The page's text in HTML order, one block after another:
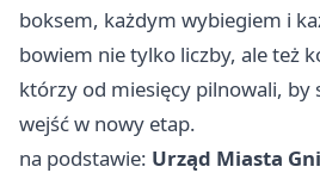
boksem, każdym wybiegiem i
bowiem nie tylko liczby, ale też
którzy od miesięcy pilnowali, by
wejść w nowy etap.
na podstawie: Urząd Miasta